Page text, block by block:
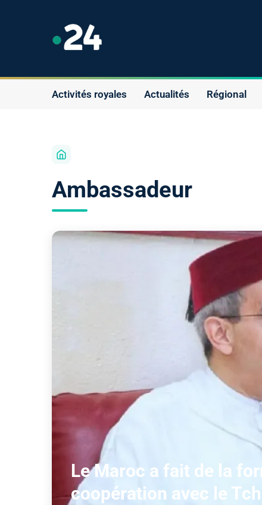
Activités royales Actualités Régional
Ambassadeur
Le Maroc a fait de la
coopération avec le